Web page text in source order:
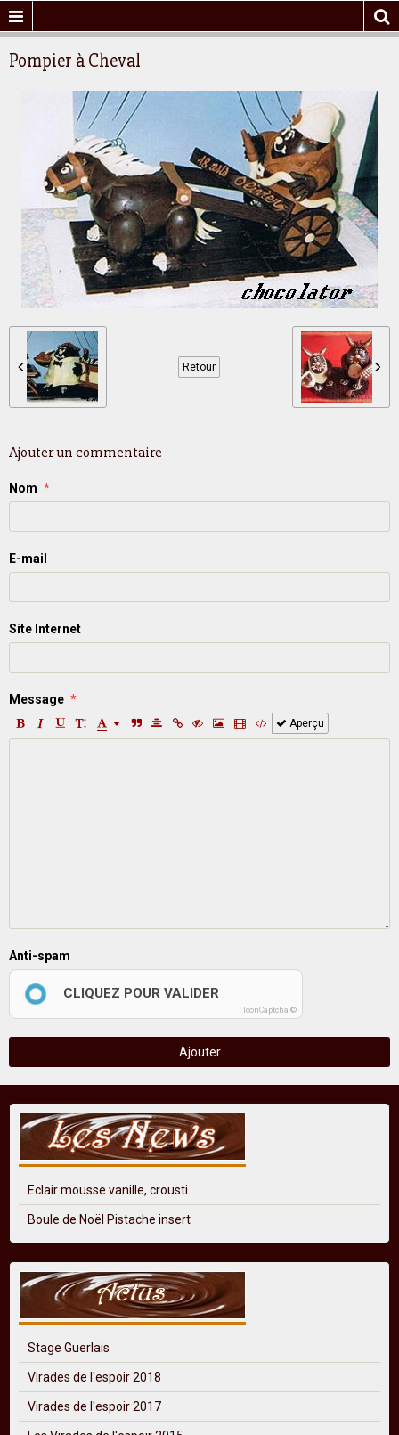
Pompier à Cheval
Retour
Ajouter un commentaire
Nom
E-mail
Site Internet
Message
Aperçu
Anti-spam
CLIQUEZ POUR VALIDER
IconCaptcha ©
Ajouter
Eclair mousse vanille, crousti
Boule de Noël Pistache insert
Stage Guerlais
Virades de l'espoir 2018
Virades de l'espoir 2017